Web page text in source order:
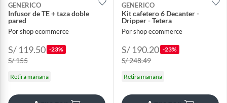
GENERICO
Infusor de TE + taza doble
pared
Por shop ecommerce
S/ 119.50 -23%
S/ 155
Retira mañana
GENERICO
Kit cafetero 6 Decanter -
Dripper - Tetera
Por shop ecommerce
S/ 190.20 -23%
S/ 248.49
Retira mañana